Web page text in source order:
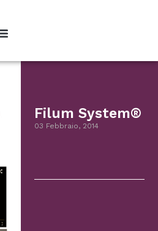
Filum System®
03 Febbraio, 2014